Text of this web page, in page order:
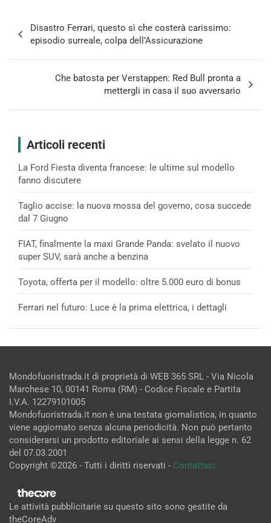
articoli
Disastro Ferrari, questo sì che costerà carissimo:
episodio surreale, colpa dell’Assicurazione
Che batosta per Verstappen: Red Bull pronta a
mettergli in casa il suo avversario
Articoli recenti
La Ford Fiesta diventa francese: le ultime sul modello
fanno discutere
Taglio accise: la nuova mossa del governo, cosa succede
dal 7 Giugno
FIAT, finalmente la maxi Grande Panda: svelato il nuovo
super SUV, sarà anche a benzina
Toyota, offerta per il modello: oltre 5.000 euro di bonus
Ferrari nel futuro: Luce è la prima elettrica, i dettagli
Mondofuoristrada.it di proprietà di WEB 365 SRL - Via Nicola
Marchese 10, 00141 Roma (RM) - Codice Fiscale e Partita
I.V.A. 12279101005
Mondofuoristrada.it non è una testata giornalistica, in quanto
viene aggiornato senza alcuna periodicità. Non può pertanto
considerarsi un prodotto editoriale ai sensi della legge n. 62
del 07.03.2001
Copyright ©2026 - Tutti i diritti riservati - Contattaci
Le attività pubblicitarie su questo sito sono gestite da
theCoreAdv